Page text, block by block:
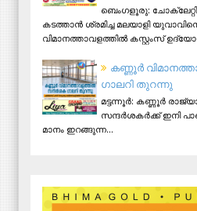
ബെംഗളൂരു:
കടത്താൻ ശ്രമിച്ച മലയാളി
വിമാനത്താവളത്തിൽ കസ്റ്റംസ്
ക​ണ്ണൂ​ർ
ഗാ​ല​റി തു​റ​ന്നു
മ​ട്ട​ന്നൂ​ർ: ക​ണ്ണൂ​ർ
സ​ന്ദ​ർ​ശ​ക​ർ​ക്ക് ഇ​നി
മാ​നം ഇ​റ​ങ്ങു​ന്ന...